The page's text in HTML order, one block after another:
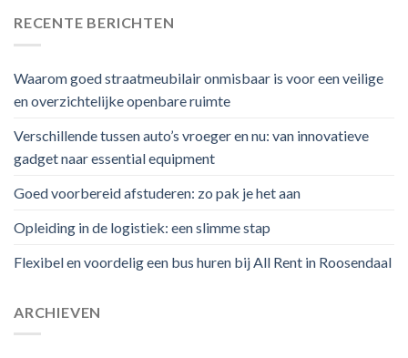
RECENTE BERICHTEN
Waarom goed straatmeubilair onmisbaar is voor een veilige
en overzichtelijke openbare ruimte
Verschillende tussen auto’s vroeger en nu: van innovatieve
gadget naar essential equipment
Goed voorbereid afstuderen: zo pak je het aan
Opleiding in de logistiek: een slimme stap
Flexibel en voordelig een bus huren bij All Rent in Roosendaal
ARCHIEVEN